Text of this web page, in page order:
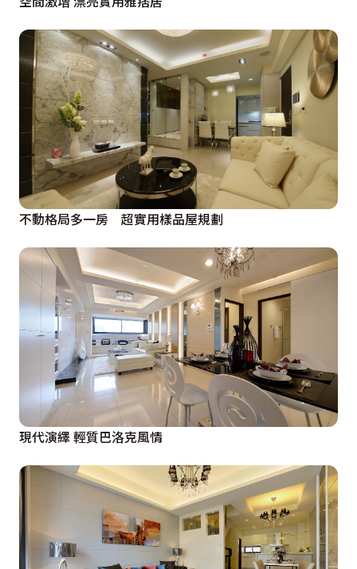
不動格局多一房 超實用樣品屋規劃
現代演繹 輕質巴洛克風情